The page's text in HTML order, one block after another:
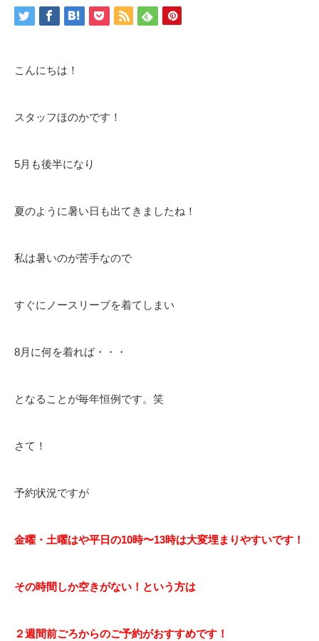
こんにちは！
スタッフほのかです！
5月も後半になり
夏のように暑い日も出てきましたね！
私は暑いのが苦手なので
すぐにノースリーブを着てしまい
8月に何を着れば・・・
となることが毎年恒例です。笑
さて！
予約状況ですが
金曜・土曜はや平日の10時〜13時は大変埋まりやすいです！
その時間しか空きがない！という方は
２週間前ごろからのご予約がおすすめです！